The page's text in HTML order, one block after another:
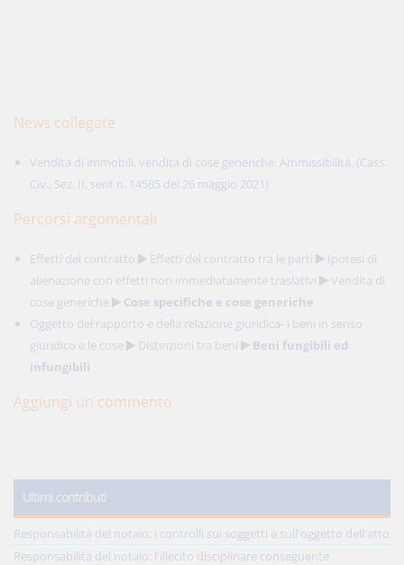
News collegate
Vendita di immobili, vendita di cose generiche. Ammissibilità. (Cass.
Civ., Sez. II, sent n. 14585 del 26 maggio 2021)
Percorsi argomentali
Effetti del contratto Effetti del contratto tra le parti
Ipotesi di
alienazione con effetti non immediatamente traslativi
Vendita di
cose generiche
Cose specifiche e cose generiche
Oggetto del rapporto e della relazione giuridica- i beni in senso
giuridico e le cose
Distinzioni tra beni
Beni fungibili ed
infungibili
Aggiungi un commento
Ultimi contributi
Responsabilità del notaio: i controlli sui soggetti e sull'oggetto dell'atto
Responsabilità del notaio: l'illecito disciplinare conseguente